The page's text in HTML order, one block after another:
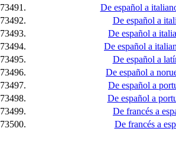
73491.
De español a
73492.
De español a
73493.
De español a
73494.
De español a
73495.
De español a
73496.
De español a
73497.
De español a
73498.
De español a
73499.
De francés a
73500.
De francés a